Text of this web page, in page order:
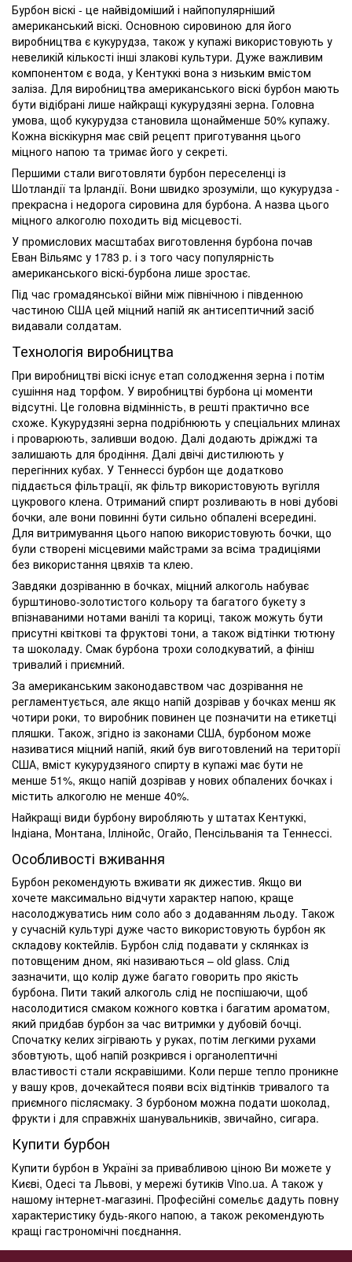
Бурбон віскі - це найвідоміший і найпопулярніший
американський віскі. Основною сировиною для його
виробництва є кукурудза, також у купажі використовують у
невеликій кількості інші злакові культури. Дуже важливим
компонентом є вода, у Кентуккі вона з низьким вмістом
заліза. Для виробництва американського віскі бурбон мають
бути відібрані лише найкращі кукурудзяні зерна. Головна
умова, щоб кукурудза становила щонайменше 50% купажу.
Кожна віскікурня має свій рецепт приготування цього
міцного напою та тримає його у секреті.
Першими стали виготовляти бурбон переселенці із
Шотландії та Ірландії. Вони швидко зрозуміли, що кукурудза -
прекрасна і недорога сировина для бурбона. А назва цього
міцного алкоголю походить від місцевості.
У промислових масштабах виготовлення бурбона почав
Еван Вільямс у 1783 р. і з того часу популярність
американського віскі-бурбона лише зростає.
Під час громадянської війни між північною і південною
частиною США цей міцний напій як антисептичний засіб
видавали солдатам.
Технологія виробництва
При виробництві віскі існує етап солодження зерна і потім
сушіння над торфом. У виробництві бурбона ці моменти
відсутні. Це головна відмінність, в решті практично все
схоже. Кукурудзяні зерна подрібнюють у спеціальних млинах
і проварюють, заливши водою. Далі додають дріжджі та
залишають для бродіння. Далі двічі дистилюють у
перегінних кубах. У Теннессі бурбон ще додатково
піддається фільтрації, як фільтр використовують вугілля
цукрового клена. Отриманий спирт розливають в нові дубові
бочки, але вони повинні бути сильно обпалені всередині.
Для витримування цього напою використовують бочки, що
були створені місцевими майстрами за всіма традиціями
без використання цвяхів та клею.
Завдяки дозріванню в бочках, міцний алкоголь набуває
бурштиново-золотистого кольору та багатого букету з
впізнаваними нотами ванілі та кориці, також можуть бути
присутні квіткові та фруктові тони, а також відтінки тютюну
та шоколаду. Смак бурбона трохи солодкуватий, а фініш
тривалий і приємний.
За американським законодавством час дозрівання не
регламентується, але якщо напій дозрівав у бочках менш як
чотири роки, то виробник повинен це позначити на етикетці
пляшки. Також, згідно із законами США, бурбоном може
називатися міцний напій, який був виготовлений на території
США, вміст кукурудзяного спирту в купажі має бути не
менше 51%, якщо напій дозрівав у нових обпалених бочках і
містить алкоголю не менше 40%.
Найкращі види бурбону виробляють у штатах Кентуккі,
Індіана, Монтана, Іллінойс, Огайо, Пенсільванія та Теннессі.
Особливості вживання
Бурбон рекомендують вживати як дижестив. Якщо ви
хочете максимально відчути характер напою, краще
насолоджуватись ним соло або з додаванням льоду. Також
у сучасній культурі дуже часто використовують бурбон як
складову коктейлів. Бурбон слід подавати у склянках із
потовщеним дном, які називаються – old glass. Слід
зазначити, що колір дуже багато говорить про якість
бурбона. Пити такий алкоголь слід не поспішаючи, щоб
насолодитися смаком кожного ковтка і багатим ароматом,
який придбав бурбон за час витримки у дубовій бочці.
Спочатку келих зігрівають у руках, потім легкими рухами
збовтують, щоб напій розкрився і органолептичні
властивості стали яскравішими. Коли перше тепло проникне
у вашу кров, дочекайтеся появи всіх відтінків тривалого та
приємного післясмаку. З бурбоном можна подати шоколад,
фрукти і для справжніх шанувальників, звичайно, сигара.
Купити бурбон
Купити бурбон в Україні за привабливою ціною Ви можете у
Києві, Одесі та Львові, у мережі бутиків Vino.ua. А також у
нашому інтернет-магазині. Професійні сомельє дадуть повну
характеристику будь-якого напою, а також рекомендують
кращі гастрономічні поєднання.